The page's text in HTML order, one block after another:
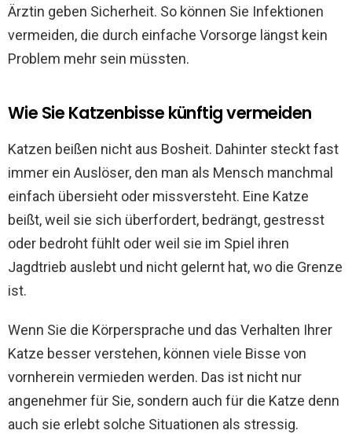
Ärztin geben Sicherheit. So können Sie Infektionen
vermeiden, die durch einfache Vorsorge längst kein
Problem mehr sein müssten.
Wie Sie Katzenbisse künftig vermeiden
Katzen beißen nicht aus Bosheit. Dahinter steckt fast
immer ein Auslöser, den man als Mensch manchmal
einfach übersieht oder missversteht. Eine Katze
beißt, weil sie sich überfordert, bedrängt, gestresst
oder bedroht fühlt oder weil sie im Spiel ihren
Jagdtrieb auslebt und nicht gelernt hat, wo die Grenze
ist.
Wenn Sie die Körpersprache und das Verhalten Ihrer
Katze besser verstehen, können viele Bisse von
vornherein vermieden werden. Das ist nicht nur
angenehmer für Sie, sondern auch für die Katze denn
auch sie erlebt solche Situationen als stressig.